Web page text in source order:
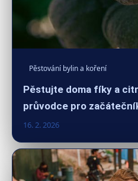
Pěstování bylin a koření
Pěstujte doma fíky a
průvodce pro
16. 2. 2026